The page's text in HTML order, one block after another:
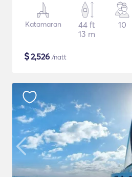
Katamaran
44 ft
13 m
10
$2,526 /natt